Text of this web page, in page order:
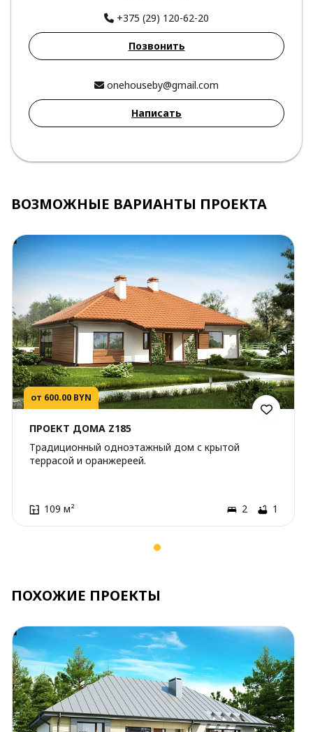
+375 (29) 120-62-20
Позвонить
onehouseby@gmail.com
Написать
ВОЗМОЖНЫЕ ВАРИАНТЫ ПРОЕКТА
от 600.00 BYN
ПРОЕКТ ДОМА Z185
Традиционный одноэтажный дом с крытой
террасой и оранжереей.
109 м² 2 1
ПОХОЖИЕ ПРОЕКТЫ